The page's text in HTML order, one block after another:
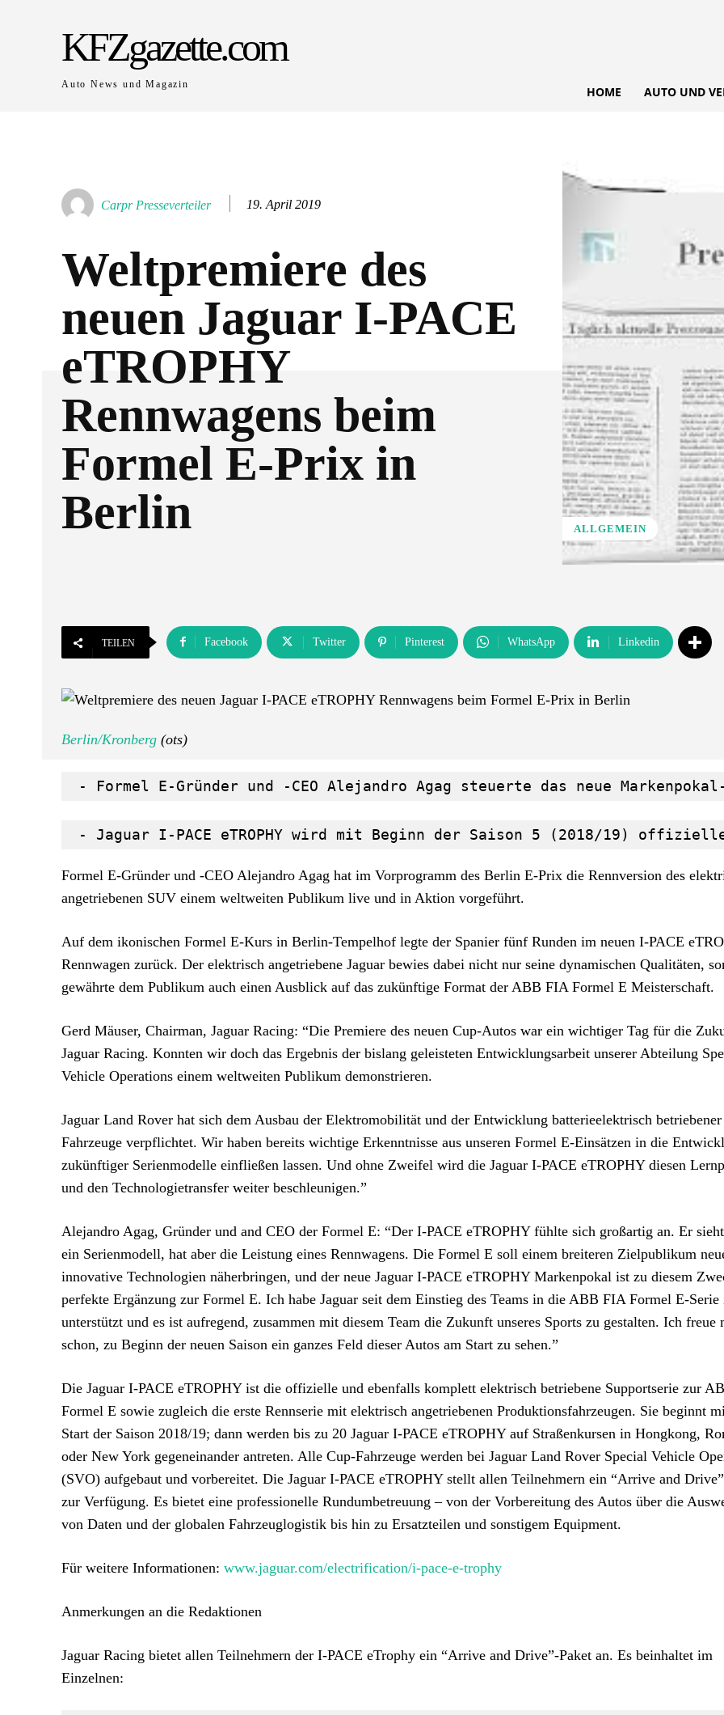
KFZgazette.com
Auto News und Magazin HOME AUTO UND
Carpr Presseverteiler 19. April 2019
Weltpremiere des
neuen Jaguar I-PACE
eTROPHY
Rennwagens beim
Formel E-Prix in
Berlin
ALLGEMEIN
TEILEN Facebook Twitter Pinterest WhatsApp Linkedin
Berlin/Kronberg (ots)
- Formel E-Gründer und -CEO Alejandro Agag steuerte das neue
- Jaguar I-PACE eTROPHY wird mit Beginn der Saison 5 (2018/19)
Formel E-Gründer und -CEO Alejandro Agag hat im Vorprogramm des Berlin E-Prix die Rennversion des
angetriebenen SUV einem weltweiten Publikum live und in Aktion vorgeführt.
Auf dem ikonischen Formel E-Kurs in Berlin-Tempelhof legte der Spanier fünf Runden im neuen I-PACE
Rennwagen zurück. Der elektrisch angetriebene Jaguar bewies dabei nicht nur seine dynamischen Qualitäten,
gewährte dem Publikum auch einen Ausblick auf das zukünftige Format der ABB FIA Formel E Meisterschaft.
Gerd Mäuser, Chairman, Jaguar Racing: “Die Premiere des neuen Cup-Autos war ein wichtiger Tag für die
Jaguar Racing. Konnten wir doch das Ergebnis der bislang geleisteten Entwicklungsarbeit unserer Abteilung
Vehicle Operations einem weltweiten Publikum demonstrieren.
Jaguar Land Rover hat sich dem Ausbau der Elektromobilität und der Entwicklung batterieelektrisch betriebener
Fahrzeuge verpflichtet. Wir haben bereits wichtige Erkenntnisse aus unseren Formel E-Einsätzen in die
zukünftiger Serienmodelle einfließen lassen. Und ohne Zweifel wird die Jaguar I-PACE eTROPHY diesen
und den Technologietransfer weiter beschleunigen.”
Alejandro Agag, Gründer und and CEO der Formel E: “Der I-PACE eTROPHY fühlte sich großartig an. Er
ein Serienmodell, hat aber die Leistung eines Rennwagens. Die Formel E soll einem breiteren Zielpublikum
innovative Technologien näherbringen, und der neue Jaguar I-PACE eTROPHY Markenpokal ist zu diesem
perfekte Ergänzung zur Formel E. Ich habe Jaguar seit dem Einstieg des Teams in die ABB FIA Formel E-Serie
unterstützt und es ist aufregend, zusammen mit diesem Team die Zukunft unseres Sports zu gestalten. Ich freue
schon, zu Beginn der neuen Saison ein ganzes Feld dieser Autos am Start zu sehen.”
Die Jaguar I-PACE eTROPHY ist die offizielle und ebenfalls komplett elektrisch betriebene Supportserie zur
Formel E sowie zugleich die erste Rennserie mit elektrisch angetriebenen Produktionsfahrzeugen. Sie beginnt
Start der Saison 2018/19; dann werden bis zu 20 Jaguar I-PACE eTROPHY auf Straßenkursen in Hongkong,
oder New York gegeneinander antreten. Alle Cup-Fahrzeuge werden bei Jaguar Land Rover Special Vehicle
(SVO) aufgebaut und vorbereitet. Die Jaguar I-PACE eTROPHY stellt allen Teilnehmern ein “Arrive and
zur Verfügung. Es bietet eine professionelle Rundumbetreuung – von der Vorbereitung des Autos über die
von Daten und der globalen Fahrzeuglogistik bis hin zu Ersatzteilen und sonstigem Equipment.
Für weitere Informationen: www.jaguar.com/electrification/i-pace-e-trophy
Anmerkungen an die Redaktionen
Jaguar Racing bietet allen Teilnehmern der I-PACE eTrophy ein “Arrive and Drive”-Paket an. Es beinhaltet im
Einzelnen: